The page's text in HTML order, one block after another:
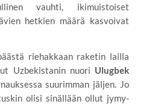
vauhti, ikimuistoiset
hetkien määrä kasvoivat
riehakkaan raketin lailla
Uzbekistanin nuori Ulugbek
suurimman jäljen. Jo
olisi sinällään ollut jymy-